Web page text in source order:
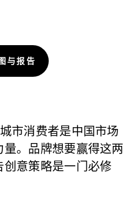
与报告
市消费者是中国市场
。品牌想要赢得这两
创意策略是一门必修